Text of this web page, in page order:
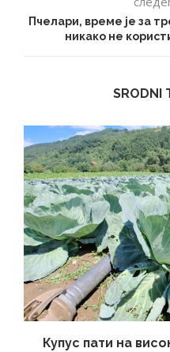
Пчелари, време је за
никако не
SRODNI
Купус пати на